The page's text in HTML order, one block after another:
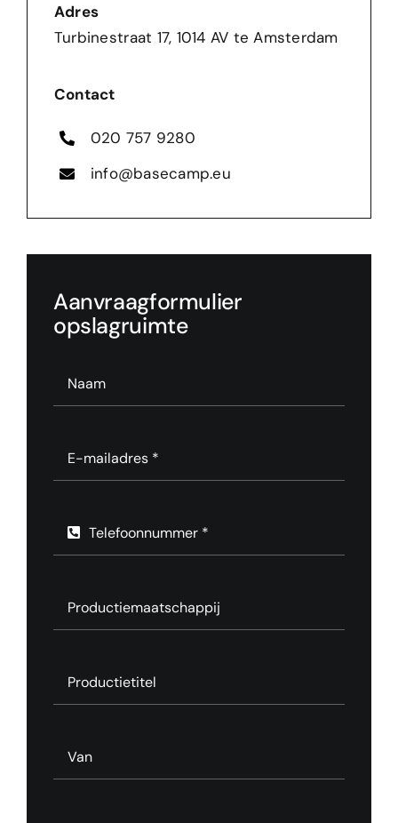
Adres
Turbinestraat 17, 1014 AV te Amsterdam
Contact
020 757 9280
info@basecamp.eu
Aanvraagformulier
opslagruimte